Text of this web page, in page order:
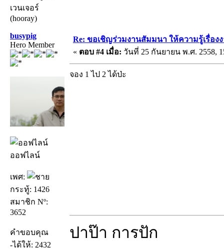
เวนเจอร์
(hooray)
busypig
Hero Member
ออฟไลน์
เพศ:
กระทู้: 1426
สมาชิก Nº:
3652
คำขอบคุณ
-ได้ให้: 2432
Re: ขอเชิญร่วมงานสัมมนา ให้ความรู้เรื่อง
« ตอบ #4 เมื่อ: วันที่ 25 กันยายน พ.ศ. 2558,
จอง 1 ไป 2 ได้ป่ะ
ปาป๊า การปัก